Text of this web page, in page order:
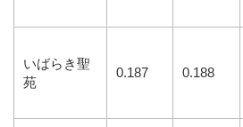
いばらき聖
苑
0.187 0.188